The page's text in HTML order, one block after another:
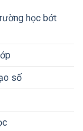
học bớt
số